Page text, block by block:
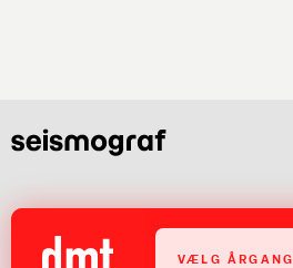
VÆLG ÅRGANG